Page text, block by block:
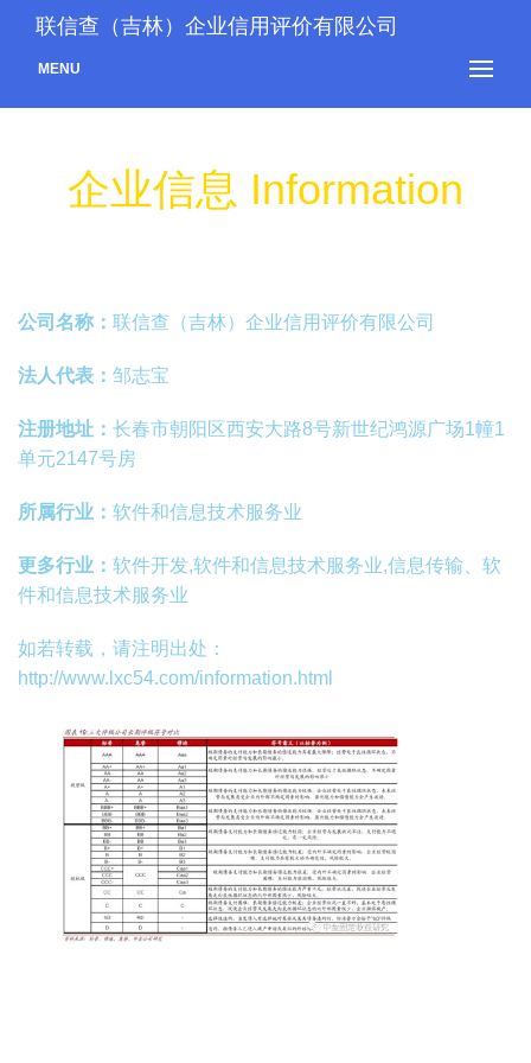
联信查（吉林）企业信用评价有限公司
MENU
企业信息 Information
公司名称： 联信查（吉林）企业信用评价有限公司
法人代表： 邹志宝
注册地址： 长春市朝阳区西安大路8号新世纪鸿源广场1幢1
单元2147号房
所属行业： 软件和信息技术服务业
更多行业： 软件开发,软件和信息技术服务业,信息传输、软
件和信息技术服务业
如若转载，请注明出处：
http://www.lxc54.com/information.html